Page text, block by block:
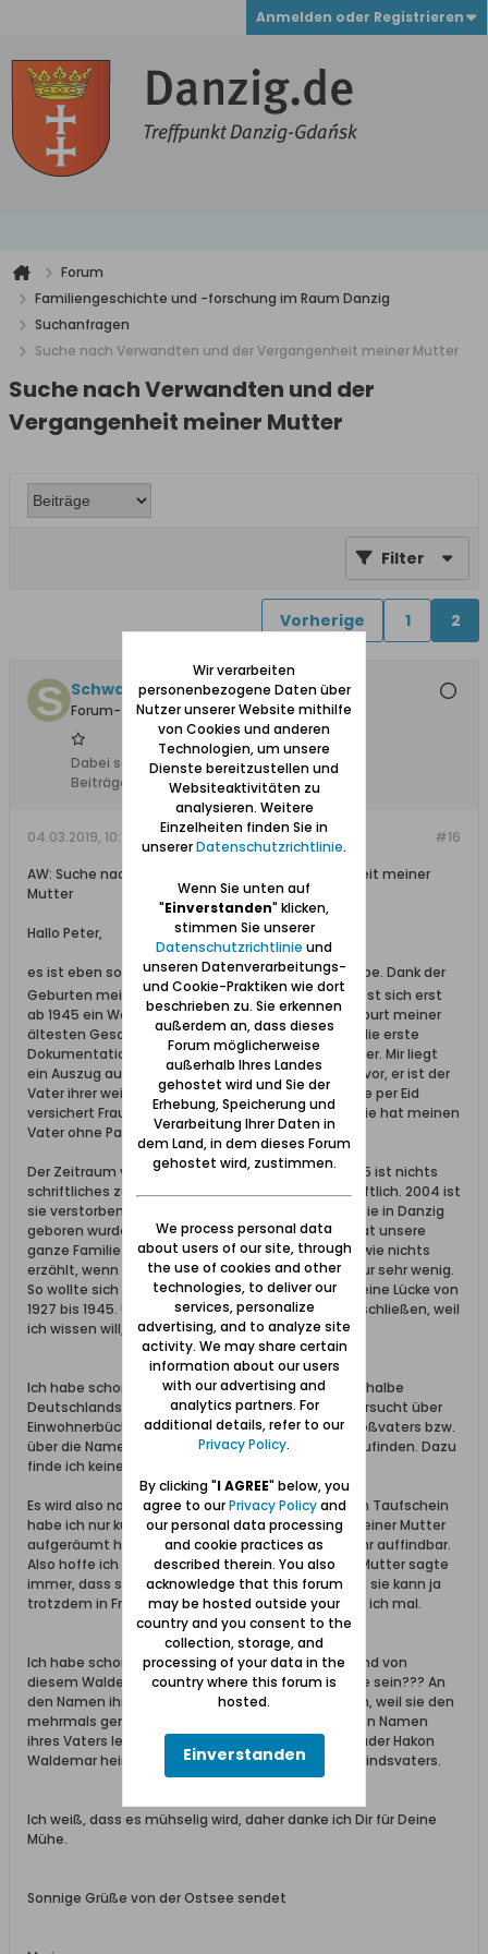
Anmelden oder Registrieren
Forum
Familiengeschichte und -forschung im Raum Danzig
Suchanfragen
Suche nach Verwandten und der Vergangenheit meiner Mutter
Suche nach Verwandten und der
Vergangenheit meiner Mutter
Filter
Vorherige 1 2
Schwarzwaldoma
Forum-Teilnehmer
Dabei seit:
24.02.2019
Beiträge:
#16
04.03.2019, 10:10
AW: Suche nach Verwandten und der Vergangenheit meiner
Mutter
Hallo Peter,
es ist eben so wie ich es Eingangs beschrieben habe. Dank der
Geburten meiner (zahlreichen
)Geschwister lässt sich erst
ab 1945 ein Weg meiner Mutter zeigen. Mit der Geburt meiner
ältesten Geschwister, Hakon und Sonja, habe ich die erste
Dokumentation der Lebensstationen meiner Mutter. Mir liegt
ein Auszug aus dem Familienbuch meines Vaters vor, er ist der
Vater ihrer weiteren 7 Kinder, da steht drin, dass sie per Eid
versichert Frau Evelin Sylvja Stewner zu sein. D. h. sie hat meinen
Vater ohne Papiere geehelicht.
Der Zeitraum von ihrer Geburt im Jahr 1927 bis 1945 ist nichts
schriftliches zu finden, daher habe ich nichts schriftlich. 2004 ist
sie verstorben, auf der Sterbeurkunde steht, daß sie in Danzig
geboren wurde. Diese Suche nach ihrer Herkunft hat unsere
ganze Familie beschäftigt - sie selbst hat so gut wie nichts
erzählt, wenn sie darüber gesprochen hat, dann nur sehr wenig.
So wollte sich daran nicht erinnern. Was bleibt ist eine Lücke von
1927 bis 1945. Und genau diese möchte ich gerne schließen, weil
ich wissen will, ob es noch Verwandte gibt.
Ich habe schon einige Stellen angeschrieben innerhalbe
Deutschlands. Polnisch kann ich keins, ich habe versucht über
Einwohnerbücher etwas über die Firma meines Großvaters bzw.
über die Namen Stewner und Kirschbaum herauszufinden. Dazu
finde ich keine Einträge.
Es wird also noch etwas mühevoll. Wie gesagt, den Taufschein
habe ich nur kurz gesehen, als wir den Haushalt meiner Mutter
aufgeräumt haben. Dieser ist jetzt aber nicht mehr auffindbar.
Also hoffe ich auf das Standesamt I Berlin. Meine Mutter sagte
immer, dass sie in Danzig geboren und gelebt hat, sie kann ja
trotzdem in Freystadt getauft worden sein, denke ich mal.
Ich habe schon überlegt, ob sie ein uneheliches Kind von
diesem Waldemar Stewner in Freystadt ist. Könnte sein??? An
den Namen ihrer Mutter kann ich mich gut erinnern, weil sie den
mehrmals genannt hat - Johanna Kirschbaum. Den Namen
ihres Vaters leite ich nur her, weil mein ältester Bruder Hakon
Waldemar heißt. Name eins ist der Vorname des Kindsvaters.
Ich weiß, dass es mühselig wird, daher danke ich Dir für Deine
Mühe.
Sonnige Grüße von der Ostsee sendet
Wir verarbeiten
personenbezogene Daten über
Nutzer unserer Website mithilfe
von Cookies und anderen
Technologien, um unsere
Dienste bereitzustellen und
Websiteaktivitäten zu
analysieren. Weitere
Einzelheiten finden Sie in
unsererDatenschutzrichtlinie.
Wenn Sie unten auf
"Einverstanden" klicken,
stimmen Sie unserer
Datenschutzrichtlinie und
unseren Datenverarbeitungs-
und Cookie-Praktiken wie dort
beschrieben zu. Sie erkennen
außerdem an, dass dieses
Forum möglicherweise
außerhalb Ihres Landes
gehostet wird und Sie der
Erhebung, Speicherung und
Verarbeitung Ihrer Daten in
dem Land, in dem dieses Forum
gehostet wird, zustimmen.
We process personal data
about users of our site, through
the use of cookies and other
technologies, to deliver our
services, personalize
advertising, and to analyze site
activity. We may share certain
information about our users
with our advertising and
analytics partners. For
additional details, refer to our
Privacy Policy.
By clicking "I AGREE" below, you
agree to ourPrivacy Policyand
our personal data processing
and cookie practices as
described therein. You also
acknowledge that this forum
may be hosted outside your
country and you consent to the
collection, storage, and
processing of your data in the
country where this forum is
hosted.
Einverstanden